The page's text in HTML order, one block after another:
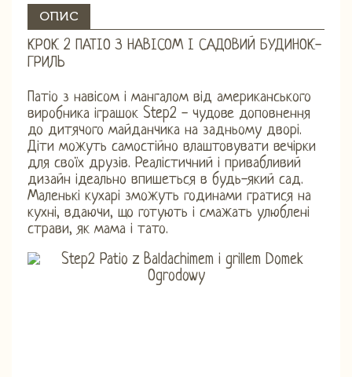
ОПИС
КРОК 2 ПАТІО З НАВІСОМ І САДОВИЙ БУДИНОК-
ГРИЛЬ
Патіо з навісом і мангалом від американського
виробника іграшок Step2 - чудове доповнення
до дитячого майданчика на задньому дворі.
Діти можуть самостійно влаштовувати вечірки
для своїх друзів. Реалістичний і привабливий
дизайн ідеально впишеться в будь-який сад.
Маленькі кухарі зможуть годинами гратися на
кухні, вдаючи, що готують і смажать улюблені
страви, як мама і тато.